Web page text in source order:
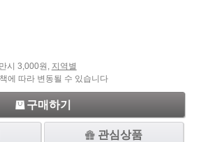
시 3,000원, 지역별
에 따라 변동될 수 있습니다
구매하기
관심상품